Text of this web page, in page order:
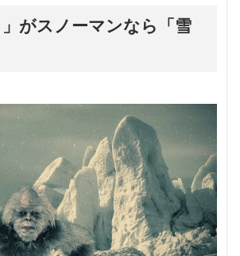
」がスノーマンなら「雪